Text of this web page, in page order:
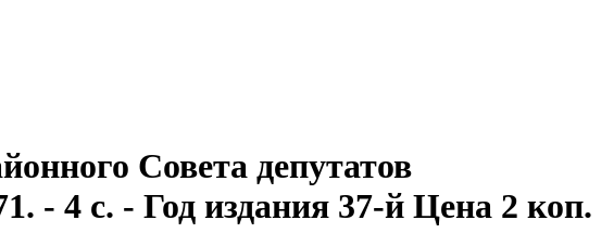
Совета депутатов
- 4 с. - Год издания 37-й Цена 2 коп.